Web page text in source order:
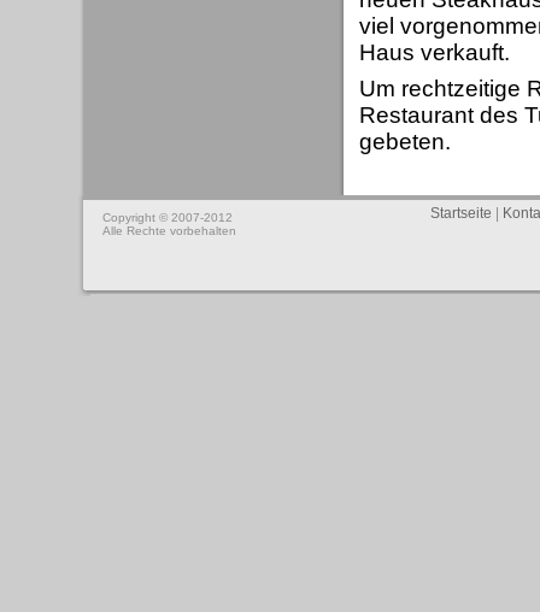
viel
Haus verkauft.
Um rechtzeitige
Restaurant des
gebeten.
Copyright © 2007-2012
Alle Rechte vorbehalten
Startseite